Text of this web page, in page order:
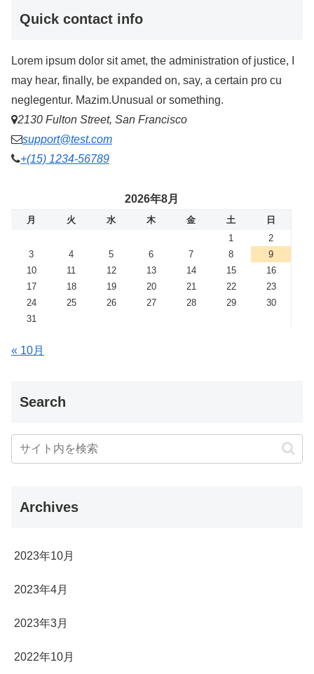
Quick contact info
Lorem ipsum dolor sit amet, the administration of justice, I
may hear, finally, be expanded on, say, a certain pro cu
neglegentur. Mazim.Unusual or something.
2130 Fulton Street, San Francisco
support@test.com
+(15) 1234-56789
2026年8月
月 火 水 木 金 土
日
1
2
3
4 5 6 7 8
9
10
11 12 13 14 15
16
17
18 19 20 21 22
23
24
25 26 27 28 29
30
31
« 10月
Search
Archives
2023年10月
2023年4月
2023年3月
2022年10月